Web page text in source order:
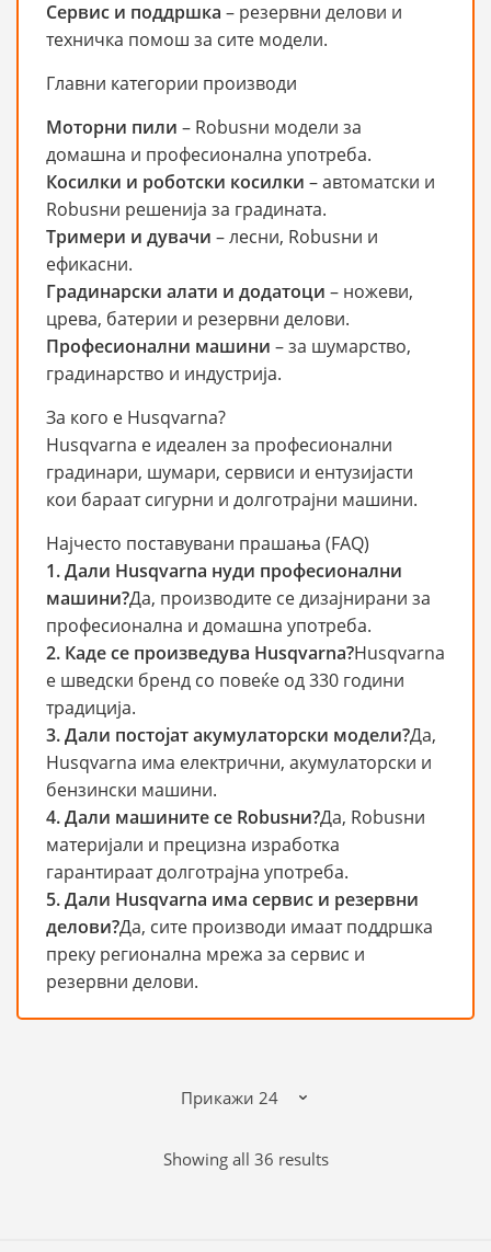
Сервис и поддршка – резервни делови и
техничка помош за сите модели.
Главни категории производи
Моторни пили – Robusни модели за
домашна и професионална употреба.
Косилки и роботски косилки – автоматски и
Robusни решенија за градината.
Тримери и дувачи – лесни, Robusни и
ефикасни.
Градинарски алати и додатоци – ножеви,
црева, батерии и резервни делови.
Професионални машини – за шумарство,
градинарство и индустрија.
За кого е Husqvarna?
Husqvarna е идеален за професионални
градинари, шумари, сервиси и ентузијасти
кои бараат сигурни и долготрајни машини.
Најчесто поставувани прашања (FAQ)
1. Дали Husqvarna нуди професионални
машини?Да, производите се дизајнирани за
професионална и домашна употреба.
2. Каде се произведува Husqvarna?Husqvarna
е шведски бренд со повеќе од 330 години
традиција.
3. Дали постојат акумулаторски модели?Да,
Husqvarna има електрични, акумулаторски и
бензински машини.
4. Дали машините се Robusни?Да, Robusни
материјали и прецизна изработка
гарантираат долготрајна употреба.
5. Дали Husqvarna има сервис и резервни
делови?Да, сите производи имаат поддршка
преку регионална мрежа за сервис и
резервни делови.
Showing all 36 resultsSorted